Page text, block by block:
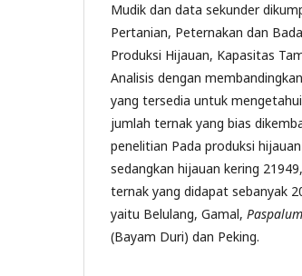
Mudik dan data sekunder
Pertanian, Peternakan dan
Produksi Hijauan, Kapasitas
Analisis dengan
yang tersedia untuk
jumlah ternak yang bias
penelitian Pada produksi
sedangkan hijauan kering
ternak yang didapat sebanyak
yaitu Belulang, Gamal,
(Bayam Duri) dan Peking.